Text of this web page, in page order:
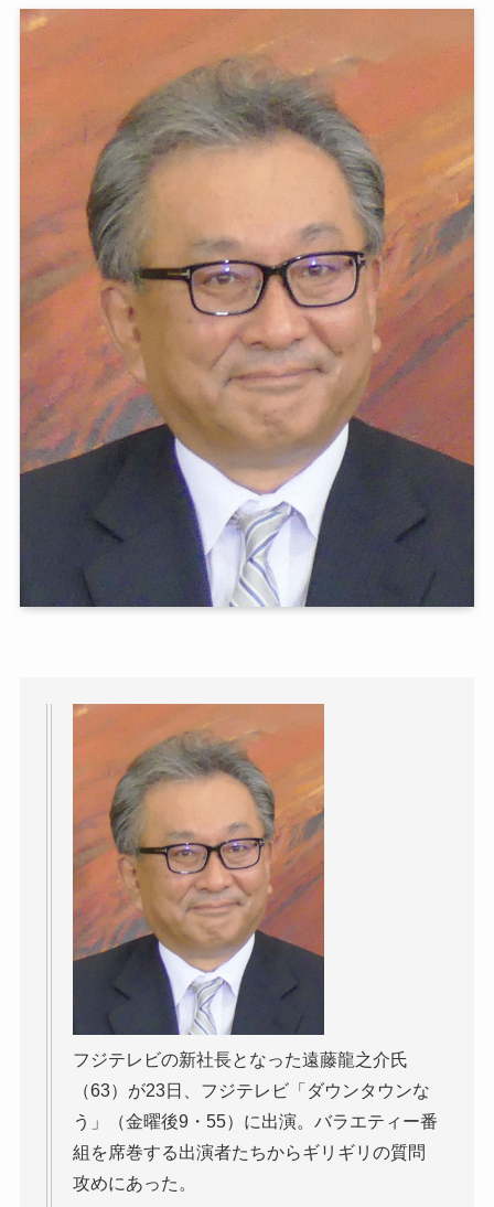
フジテレビの新社長となった遠藤龍之介氏
（63）が23日、フジテレビ「ダウンタウンな
う」（金曜後9・55）に出演。バラエティー番
組を席巻する出演者たちからギリギリの質問
攻めにあった。